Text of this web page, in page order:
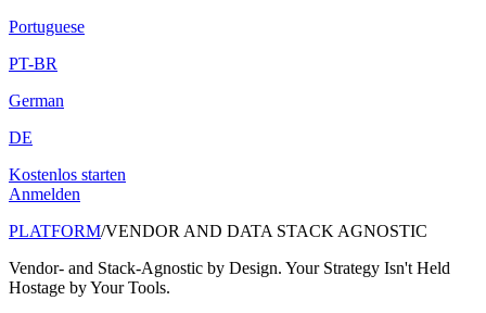
Portuguese
PT-BR
German
DE
Kostenlos starten
Anmelden
PLATFORM/VENDOR AND DATA STACK AGNOSTIC
Vendor- and Stack-Agnostic by Design. Your Strategy Isn't Held
Hostage by Your Tools.